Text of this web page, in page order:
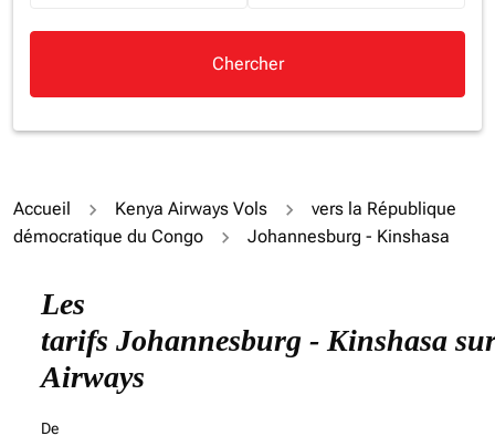
Chercher
Accueil Kenya Airways Vols
vers la République
démocratique du Congo
Johannesburg - Kinshasa
Les
tarifs Johannesburg - Kinshasa
Airways
De